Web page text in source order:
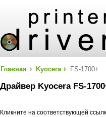
Главная Kyocera FS-1700+
Драйвер Kyocera FS-
Кликните на соответствующей